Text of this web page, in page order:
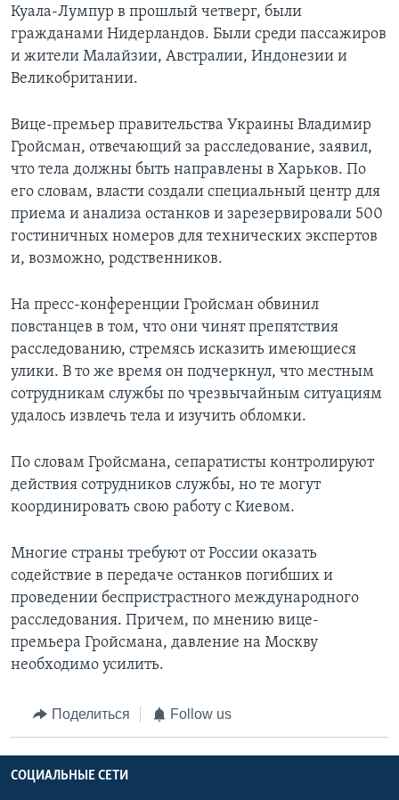
Куала-Лумпур в прошлый четверг, были
гражданами Нидерландов. Были среди пассажиров
и жители Малайзии, Австралии, Индонезии и
Великобритании.
Вице-премьер правительства Украины Владимир
Гройсман, отвечающий за расследование, заявил,
что тела должны быть направлены в Харьков. По
его словам, власти создали специальный центр для
приема и анализа останков и зарезервировали 500
гостиничных номеров для технических экспертов
и, возможно, родственников.
На пресс-конференции Гройсман обвинил
повстанцев в том, что они чинят препятствия
расследованию, стремясь исказить имеющиеся
улики. В то же время он подчеркнул, что местным
сотрудникам службы по чрезвычайным ситуациям
удалось извлечь тела и изучить обломки.
По словам Гройсмана, сепаратисты контролируют
действия сотрудников службы, но те могут
координировать свою работу с Киевом.
Многие страны требуют от России оказать
содействие в передаче останков погибших и
проведении беспристрастного международного
расследования. Причем, по мнению вице-
премьера Гройсмана, давление на Москву
необходимо усилить.
Поделиться Follow us
СОЦИАЛЬНЫЕ СЕТИ